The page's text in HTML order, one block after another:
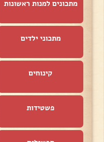
מתכונים למנות ראשונות
מתכוני ילדים
קינוחים
פשטידות